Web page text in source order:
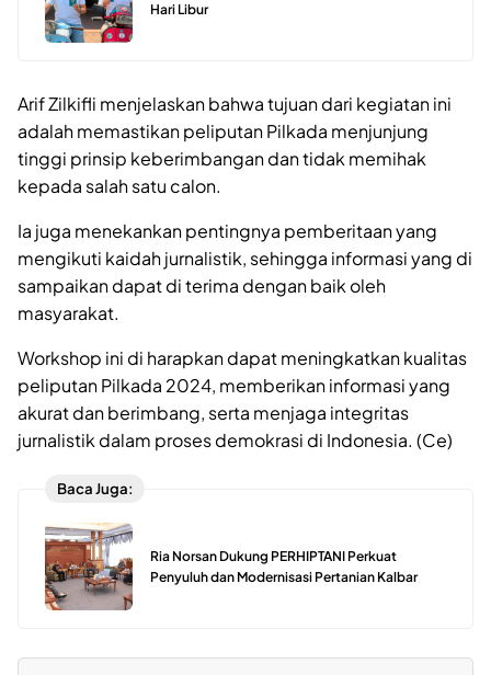
Hari Libur
Arif Zilkifli menjelaskan bahwa tujuan dari kegiatan ini
adalah memastikan peliputan Pilkada menjunjung
tinggi prinsip keberimbangan dan tidak memihak
kepada salah satu calon.
Ia juga menekankan pentingnya pemberitaan yang
mengikuti kaidah jurnalistik, sehingga informasi yang di
sampaikan dapat di terima dengan baik oleh
masyarakat.
Workshop ini di harapkan dapat meningkatkan kualitas
peliputan Pilkada 2024, memberikan informasi yang
akurat dan berimbang, serta menjaga integritas
jurnalistik dalam proses demokrasi di Indonesia. (Ce)
Baca Juga:
Ria Norsan Dukung PERHIPTANI Perkuat
Penyuluh dan Modernisasi Pertanian Kalbar